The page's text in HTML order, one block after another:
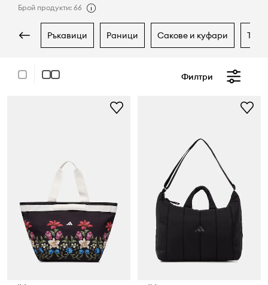
Брой продукти: 66
ръкавици раници сакове и куфари
Филтри